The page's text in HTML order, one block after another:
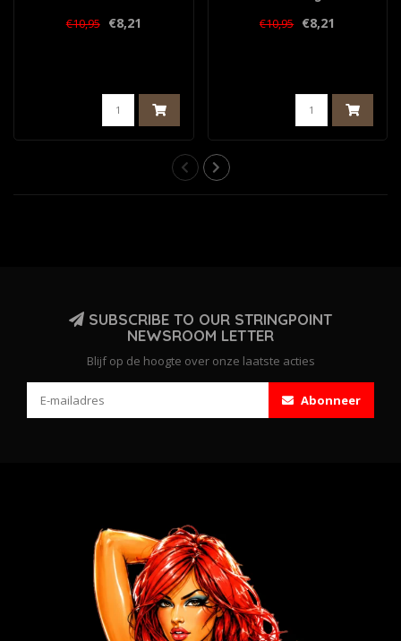
€10,95 €8,21 €10,95 €8,21
SUBSCRIBE TO OUR STRINGPOINT
NEWSROOM LETTER
Blijf op de hoogte over onze laatste acties
Abonneer